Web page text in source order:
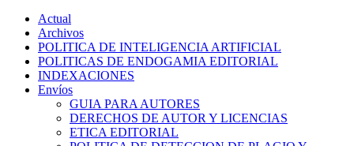
Actual
Archivos
POLITICA DE INTELIGENCIA ARTIFICIAL
POLITICAS DE ENDOGAMIA EDITORIAL
INDEXACIONES
Envíos
GUIA PARA AUTORES
DERECHOS DE AUTOR Y LICENCIAS
ETICA EDITORIAL